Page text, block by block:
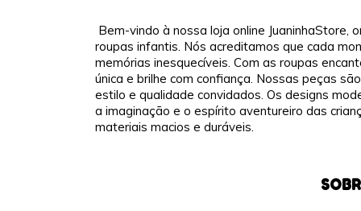
Bem-vindo à nossa loja online
roupas infantis. Nós acreditamos que cada
memórias inesquecíveis. Com as roupas
única e brilhe com confiança. Nossas peças
estilo e qualidade convidados. Os designs
a imaginação e o espírito aventureiro das
materiais macios e duráveis.